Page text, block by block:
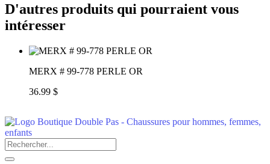
D'autres produits qui pourraient vous
intéresser
MERX # 99-778 PERLE OR
36.99 $